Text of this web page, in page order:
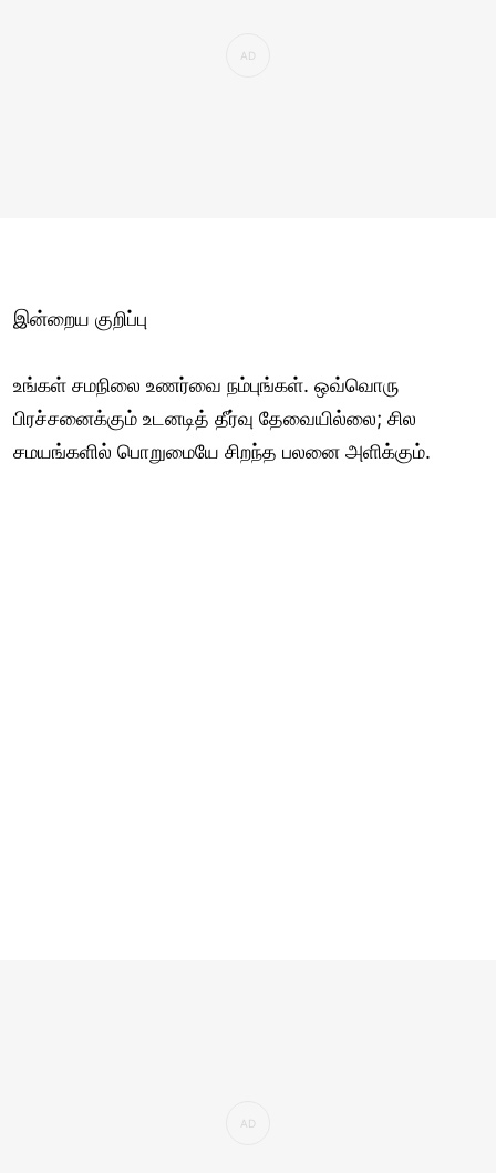
இன்றைய குறிப்பு
உங்கள் சமநிலை உணர்வை நம்புங்கள். ஒவ்வொரு
பிரச்சனைக்கும் உடனடித் தீர்வு தேவையில்லை; சில
சமயங்களில் பொறுமையே சிறந்த பலனை அளிக்கும்.